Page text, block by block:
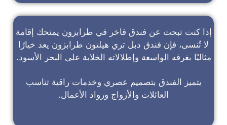
إذا كنت تبحث عن فندق فاخر في طرابزون يمنحك إقامة
لا تُنسى، فإن فندق دبل تري هيلتون طرابزون يعد خيارًا
مثاليًا بغرفه الواسعة وإطلالاته الخلابة على البحر الأسود.
يتميز الفندق بتصميم عصري وخدمات راقية تناسب
العائلات والأزواج ورواد الأعمال.